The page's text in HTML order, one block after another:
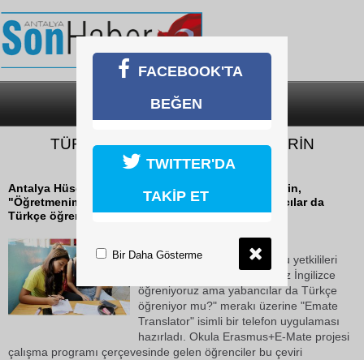
SON DAKİKA
TÜRK VE YABANCI ÖĞRENCİLERİN
ELEKTRONİK ARKADAŞLIĞI
Antalya Hüseyin Ak Ortaokulu yetkilileri öğrencilerin,
"Öğretmenim biz İngilizce öğreniyoruz ama yabancılar da
Türkçe öğreniyor mu?" merakı üzerine...
17 Ekim 2018 Çarşamba 10:23
Antalya Hüseyin Ak Ortaokulu yetkilileri
öğrencilerin, "Öğretmenim biz İngilizce
öğreniyoruz ama yabancılar da Türkçe
öğreniyor mu?" merakı üzerine "Emate
Translator" isimli bir telefon uygulaması
hazırladı. Okula Erasmus+E-Mate projesi
çalışma programı çerçevesinde gelen öğrenciler bu çeviri
FACEBOOK'TA
BEĞEN
TWITTER'DA
TAKİP ET
Bir Daha Gösterme